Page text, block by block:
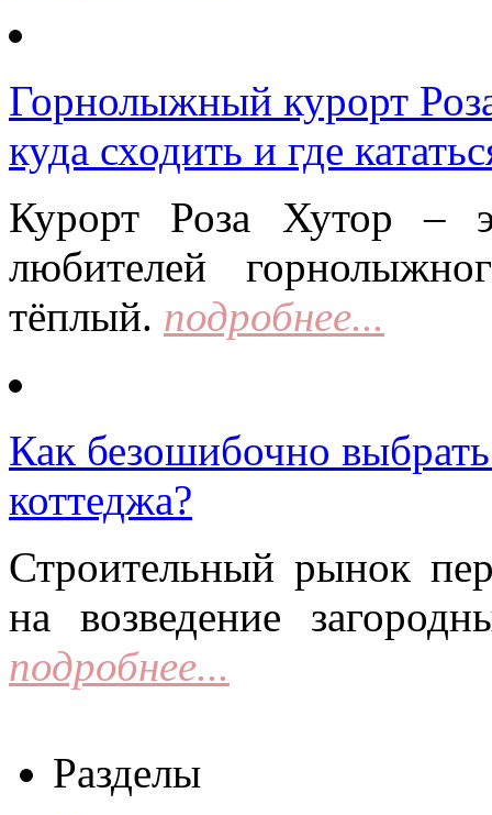
Горнолыжный курорт
куда сходить и где
Курорт Роза Хутор –
любителей
тёплый. подробнее...
Как безошибочно
коттеджа?
Строительный рынок
на возведение
подробнее...
Разделы